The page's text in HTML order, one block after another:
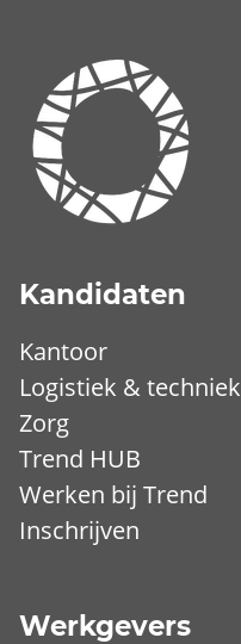
Kandidaten
Kantoor
Logistiek & techniek
Zorg
Trend HUB
Werken bij Trend
Inschrijven
Werkgevers